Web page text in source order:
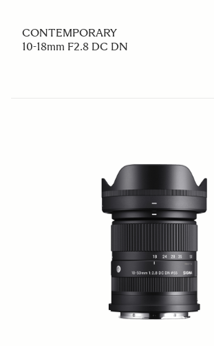
CONTEMPORARY
10-18mm F2.8 DC DN